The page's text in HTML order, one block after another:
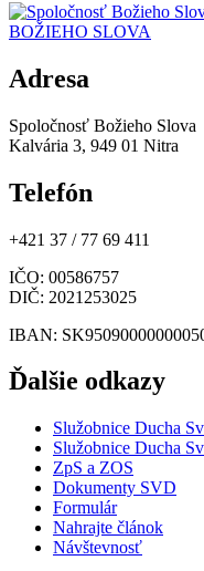
BOŽIEHO SLOVA
Adresa
Spoločnosť Božieho Slova
Kalvária 3, 949 01 Nitra
Telefón
+421 37 / 77 69 411
IČO: 00586757
DIČ: 2021253025
IBAN:
Ďalšie odkazy
Služobnice Ducha
Služobnice Ducha
ZpS a ZOS
Dokumenty SVD
Formulár
Nahrajte článok
Návštevnosť